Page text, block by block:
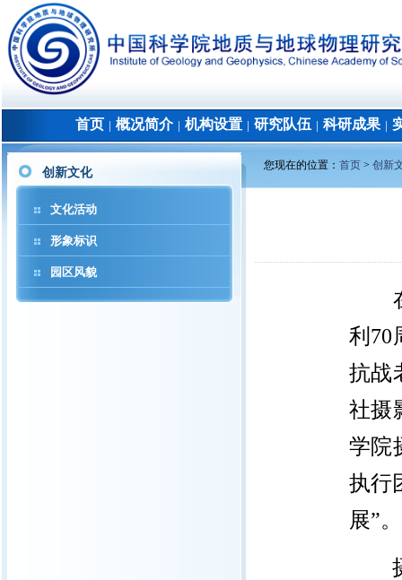
首页 概况简介│ 机构设置 研究队伍 科研成果│
创新文化
文化活动
形象标识
园区风貌
您现在的位置： 首页 > 创新
利 70
抗战
社摄
学院
执行
展”。